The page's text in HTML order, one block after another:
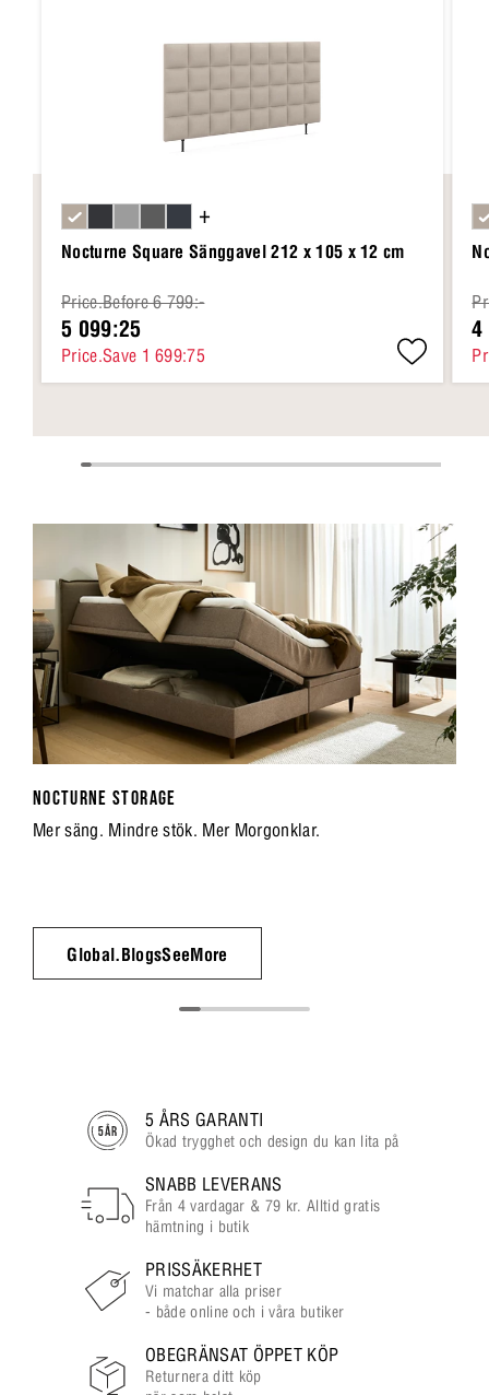
Nocturne Square Sänggavel 212 x 105 x 12 cm
Price.Before 6 799:-
5 099:25
Price.Save 1 699:75
+
4
NOCTURNE STORAGE
Mer säng. Mindre stök. Mer Morgonklar.
Global.BlogsSeeMore
5 ÅRS GARANTI
Ökad trygghet och design du kan lita på
SNABB LEVERANS
Från 4 vardagar & 79 kr. Alltid gratis
hämtning i butik
PRISSÄKERHET
Vi matchar alla priser
- både online och i våra butiker
OBEGRÄNSAT ÖPPET KÖP
Returnera ditt köp